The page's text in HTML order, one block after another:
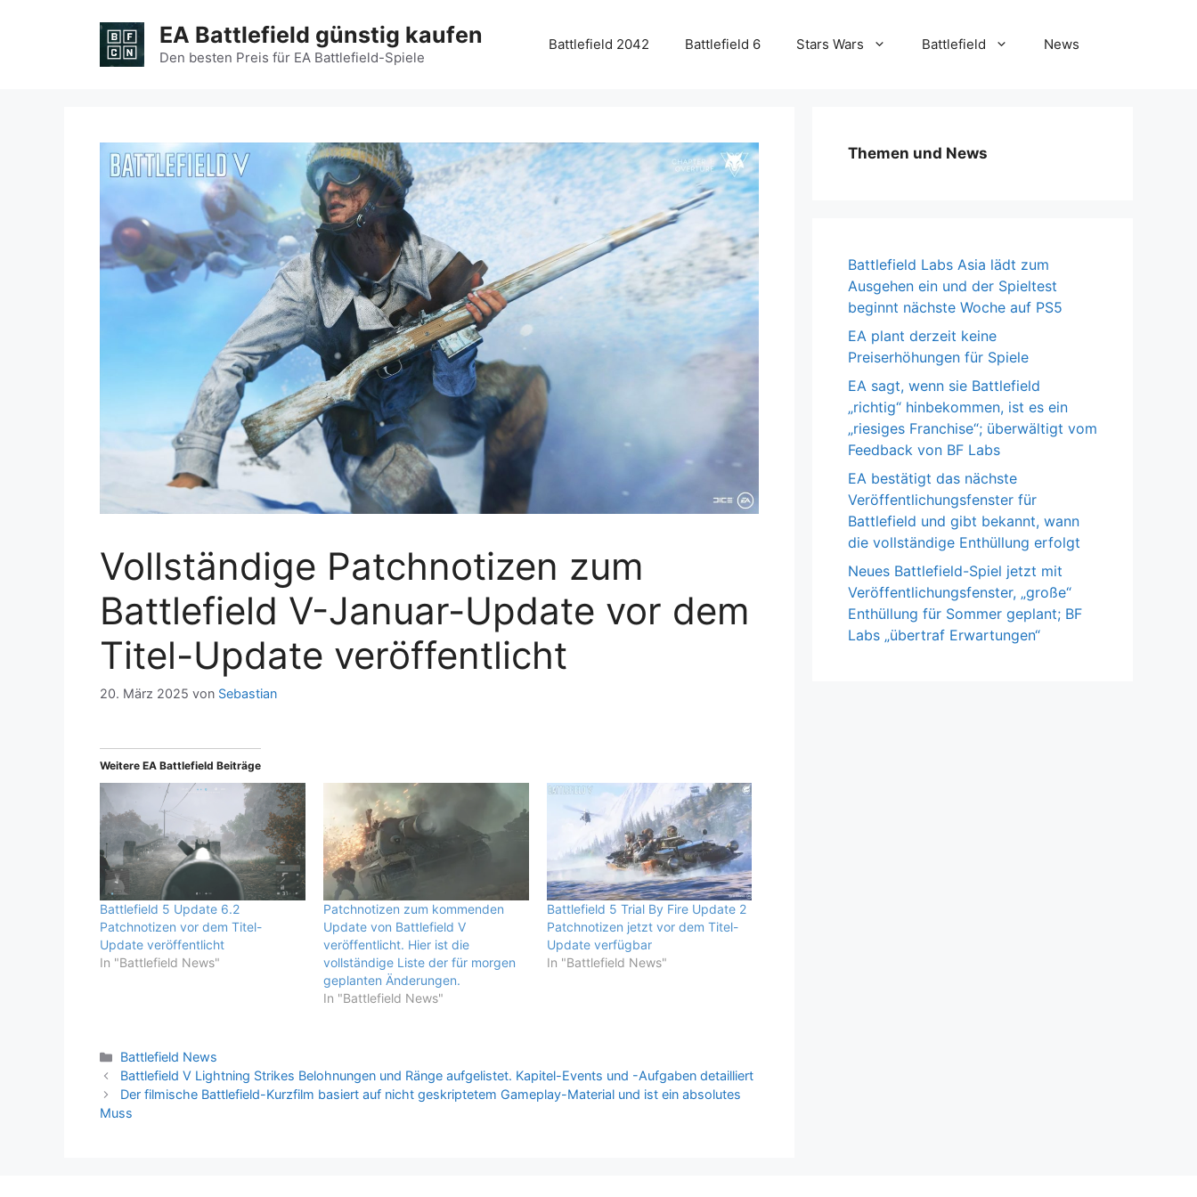
EA Battlefield günstig kaufen
Den besten Preis für EA Battlefield-Spiele
Battlefield 2042 Battlefield 6 Stars Wars Battlefield News
Vollständige Patchnotizen zum
Battlefield V-Januar-Update vor dem
Titel-Update veröffentlicht
20. März 2025 von Sebastian
Weitere EA Battlefield Beiträge
Battlefield 5 Update 6.2
Patchnotizen vor dem Titel-
Update veröffentlicht
In "Battlefield News"
Patchnotizen zum kommenden
Update von Battlefield V
veröffentlicht. Hier ist die
vollständige Liste der für morgen
geplanten Änderungen.
In "Battlefield News"
Battlefield 5 Trial By Fire Update 2
Patchnotizen jetzt vor dem Titel-
Update verfügbar
In "Battlefield News"
Kategorien
Battlefield News
Battlefield V Lightning Strikes Belohnungen und Ränge aufgelistet. Kapitel-Events und -Aufgaben detailliert
Der filmische Battlefield-Kurzfilm basiert auf nicht geskriptetem Gameplay-Material und ist ein absolutes
Muss
Themen und News
Battlefield Labs Asia lädt zum
Ausgehen ein und der Spieltest
beginnt nächste Woche auf PS5
EA plant derzeit keine
Preiserhöhungen für Spiele
EA sagt, wenn sie Battlefield
„richtig“ hinbekommen, ist es ein
„riesiges Franchise“; überwältigt vom
Feedback von BF Labs
EA bestätigt das nächste
Veröffentlichungsfenster für
Battlefield und gibt bekannt, wann
die vollständige Enthüllung erfolgt
Neues Battlefield-Spiel jetzt mit
Veröffentlichungsfenster, „große“
Enthüllung für Sommer geplant; BF
Labs „übertraf Erwartungen“